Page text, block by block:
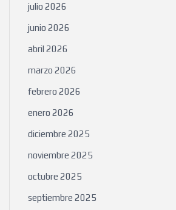
julio 2026
junio 2026
abril 2026
marzo 2026
febrero 2026
enero 2026
diciembre 2025
noviembre 2025
octubre 2025
septiembre 2025